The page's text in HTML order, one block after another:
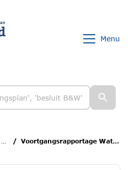
Menu
Voortgangsrapportage Waterzuivering Vergulde Hand eerste kwartaal 2026